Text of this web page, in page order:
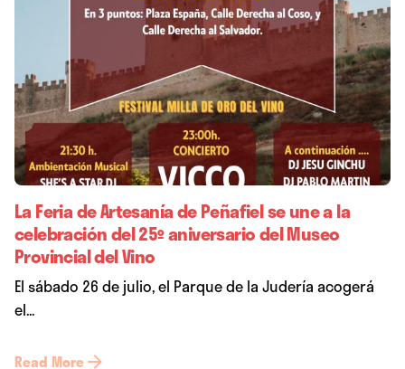
La Feria de Artesanía de Peñafiel se une a la
celebración del 25º aniversario del Museo
Provincial del Vino
El sábado 26 de julio, el Parque de la Judería acogerá
el...
Read More